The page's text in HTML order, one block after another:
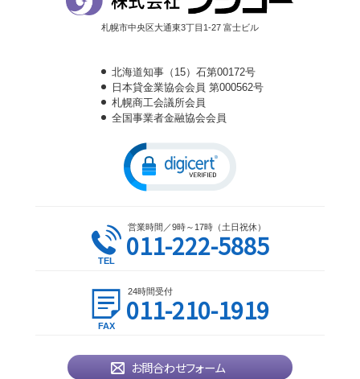
札幌市中央区大通東3丁目1-27 富士ビル
北海道知事（15）石第00172号
日本貸金業協会会員 第000562号
札幌商工会議所会員
全国事業者金融協会会員
営業時間／9時～17時（土日祝休）
011-222-5885
24時間受付
011-210-1919
お問合わせフォーム